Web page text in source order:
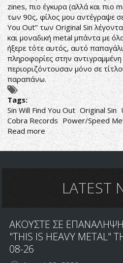
zines, πιο έγκυρα (αλλά και πιο
των 90ς, φίλος μου αντέγραψε σε
You Out’’ των Original Sin
και μοναδική metal μπάντα με
ήξερε τότε αυτός, αυτό
πληροφορίες στην
περιοριζόντουσαν μόνο σε
παραπάνω.
Tags:
Sin Will Find You Out Original Sin
Cobra Records Power/Speed
Read more about
Original
Sin-
LATEST
ΑΚΟΥΣΤΕ ΣΕ
"THIS IS HEAVY
08-26